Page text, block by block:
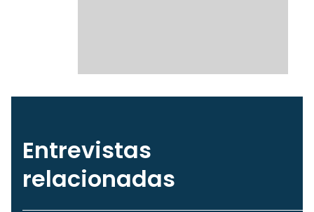
Entrevistas
relacionadas